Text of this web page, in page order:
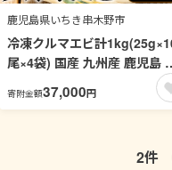
鹿児島県いちき串木野市
冷凍クルマエビ計
尾×4袋) 国産 九州産 鹿児島
産品 特産 車海老 くるまえび
き車えび 車えび 海鮮 魚介 鍋
身 お刺身 冷凍【ヒガシマル
寄附金額37,000円
2件